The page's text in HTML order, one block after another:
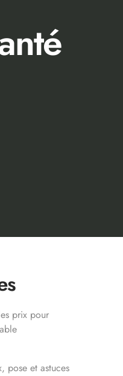
prix pour
pose et astuces